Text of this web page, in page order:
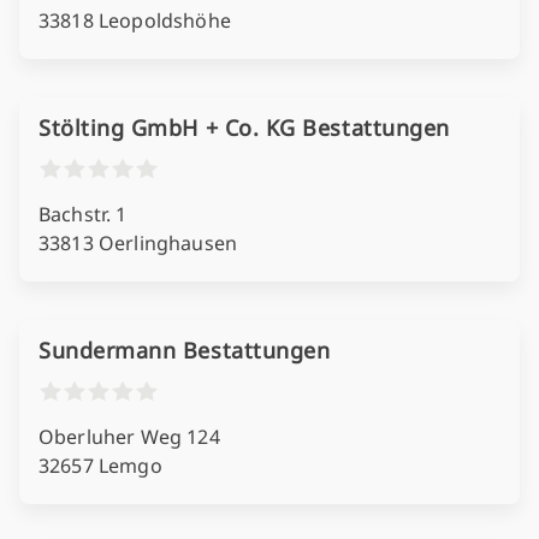
33818 Leopoldshöhe
Stölting GmbH + Co. KG Bestattungen
Bachstr. 1
33813 Oerlinghausen
Sundermann Bestattungen
Oberluher Weg 124
32657 Lemgo